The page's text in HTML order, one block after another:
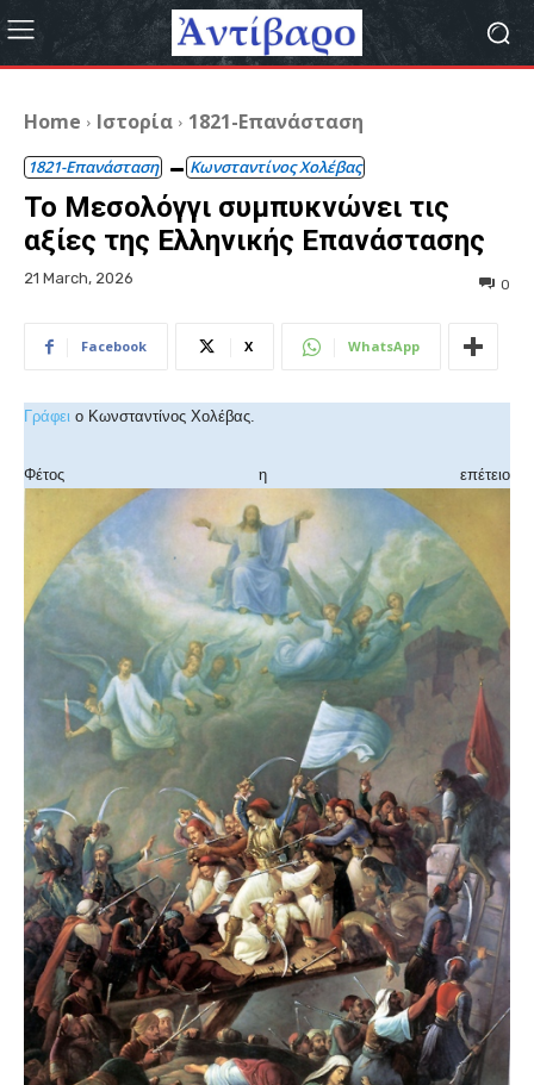
Home Ιστορία 1821-Επανάσταση
1821-Επανάσταση Κωνσταντίνος Χολέβας
Το Μεσολόγγι συμπυκνώνει τις
αξίες της Ελληνικής Επανάστασης
21 March, 2026 0
Facebook X WhatsApp
Γράφει ο Κωνσταντίνος Χολέβας.
Φέτος η επέτειο